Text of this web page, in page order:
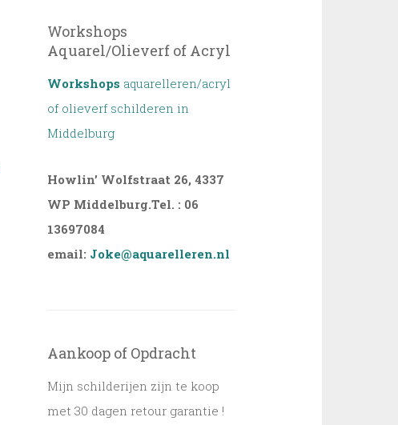
Workshops
Aquarel/Olieverf of Acryl
Workshops aquarelleren/acryl
of olieverf schilderen in
Middelburg
Howlin’ Wolfstraat 26, 4337
WP Middelburg.Tel. : 06
13697084
email: Joke@aquarelleren.nl
Aankoop of Opdracht
Mijn schilderijen zijn te koop
met 30 dagen retour garantie !